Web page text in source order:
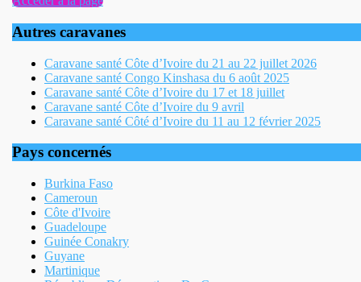
la
page
Autres caravanes
Caravane santé Côte d’Ivoire du 21 au 22 juillet 2026
Caravane santé Congo Kinshasa du 6 août 2025
Caravane santé Côte d’Ivoire du 17 et 18 juillet
Caravane santé Côte d’Ivoire du 9 avril
Caravane santé Côté d’Ivoire du 11 au 12 février 2025
Pays concernés
Burkina Faso
Cameroun
Côte d'Ivoire
Guadeloupe
Guinée Conakry
Guyane
Martinique